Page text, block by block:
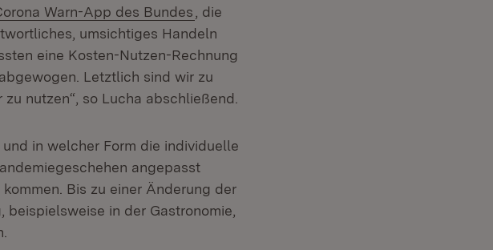
Warn-App des Bundes (Öffnet in neuem Fenster)
, die
umsichtiges Handeln
eine Kosten-Nutzen-Rechnung
Letztlich sind wir zu
nutzen“, so Lucha abschließend.
in welcher Form die individuelle
angepasst
Bis zu einer Änderung der
in der Gastronomie,